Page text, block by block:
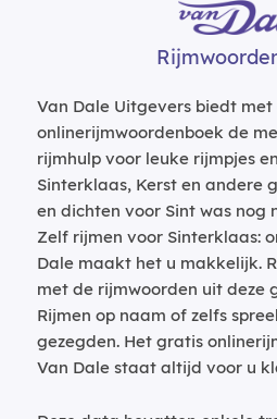
Van Dale Uitgevers biedt
onlinerijmwoordenboek de
rijmhulp voor leuke rijmpjes
Sinterklaas, Kerst en andere
en dichten voor Sint was nog
Zelf rijmen voor Sinterklaas:
Dale maakt het u makkelijk.
met de rijmwoorden uit deze
Rijmen op naam of zelfs
gezegden. Het gratis
Van Dale staat altijd voor u